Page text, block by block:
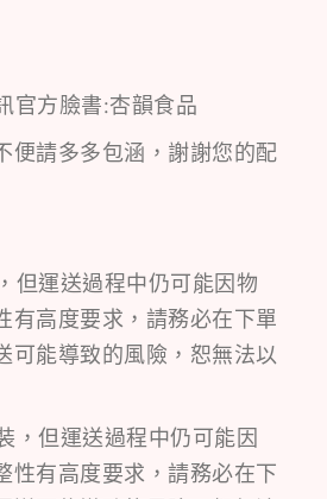
官方臉書:杏韻食品
便請多多包涵，謝謝您的配
但運送過程中仍可能因物
有高度要求，請務必在下單
可能導致的風險，恕無法以
，但運送過程中仍可能因
性有高度要求，請務必在下